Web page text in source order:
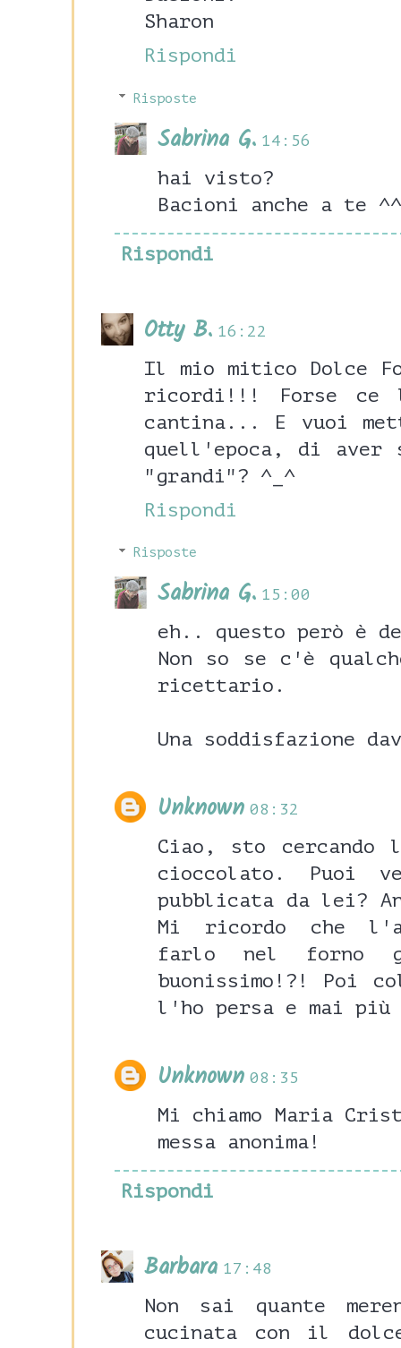
Sharon
Rispondi
Risposte
Sabrina G. 14:56
hai visto?
Bacioni anche a te ^^
Rispondi
Otty B. 16:22
Il mio mitico Dolce
ricordi!!! Forse ce
cantina... E vuoi
quell'epoca, di aver
"grandi"? ^_^
Rispondi
Risposte
Sabrina G. 15:00
eh.. questo però è
Non so se c'è
ricettario.
Una soddisfazione
Unknown 08:32
Ciao, sto
cioccolato. Puoi
pubblicata da lei?
Mi ricordo che
farlo nel forno
buonissimo!?! Poi
l'ho persa e mai
Unknown 08:35
Mi chiamo Maria
messa anonima!
Rispondi
Barbara 17:48
Non sai quante
cucinata con il